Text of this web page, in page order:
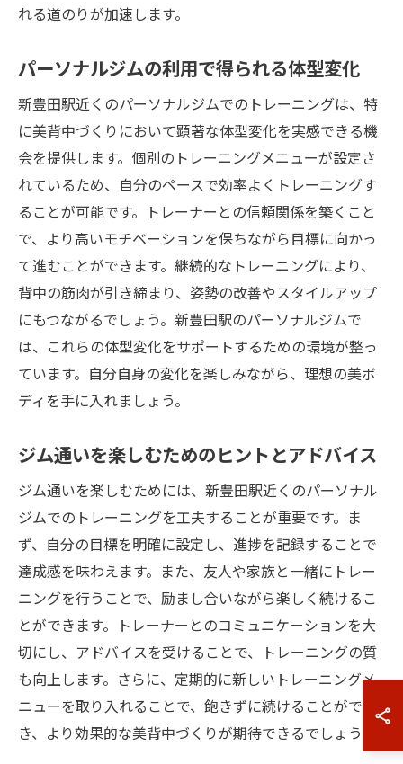
れる道のりが加速します。
パーソナルジムの利用で得られる体型変化
新豊田駅近くのパーソナルジムでのトレーニングは、特
に美背中づくりにおいて顕著な体型変化を実感できる機
会を提供します。個別のトレーニングメニューが設定さ
れているため、自分のペースで効率よくトレーニングす
ることが可能です。トレーナーとの信頼関係を築くこと
で、より高いモチベーションを保ちながら目標に向かっ
て進むことができます。継続的なトレーニングにより、
背中の筋肉が引き締まり、姿勢の改善やスタイルアップ
にもつながるでしょう。新豊田駅のパーソナルジムで
は、これらの体型変化をサポートするための環境が整っ
ています。自分自身の変化を楽しみながら、理想の美ボ
ディを手に入れましょう。
ジム通いを楽しむためのヒントとアドバイス
ジム通いを楽しむためには、新豊田駅近くのパーソナル
ジムでのトレーニングを工夫することが重要です。ま
ず、自分の目標を明確に設定し、進捗を記録することで
達成感を味わえます。また、友人や家族と一緒にトレー
ニングを行うことで、励まし合いながら楽しく続けるこ
とができます。トレーナーとのコミュニケーションを大
切にし、アドバイスを受けることで、トレーニングの質
も向上します。さらに、定期的に新しいトレーニングメ
ニューを取り入れることで、飽きずに続けることがで
き、より効果的な美背中づくりが期待できるでしょう。